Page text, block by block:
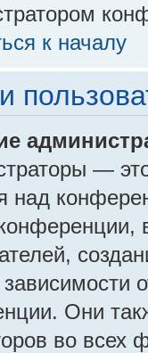
к началу
—
над
зависимости
Они
во всех